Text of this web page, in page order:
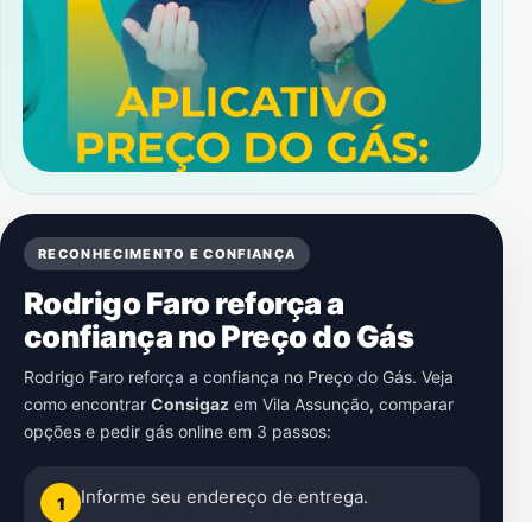
RECONHECIMENTO E CONFIANÇA
Rodrigo Faro reforça a
confiança no Preço do Gás
Rodrigo Faro reforça a confiança no Preço do Gás. Veja
como encontrar Consigaz em Vila Assunção, comparar
opções e pedir gás online em 3 passos:
1 Informe seu endereço de entrega.